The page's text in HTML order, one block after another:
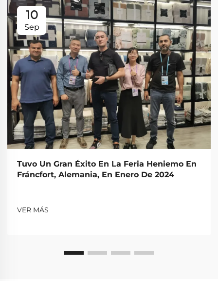
10
Sep
Tuvo Un Gran Éxito En La Feria Heniemo En
Fráncfort, Alemania, En Enero De 2024
VER MÁS